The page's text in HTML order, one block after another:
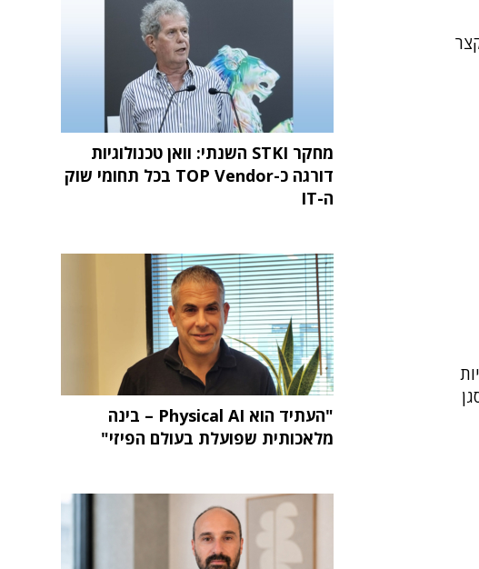
מחקר STKI השנתי: וואן טכנולוגיות
דורגה כ-TOP Vendor בכל תחומי שוק
ה-IT
"העתיד הוא Physical AI – בינה
מלאכותית שפועלת בעולם הפיזי"